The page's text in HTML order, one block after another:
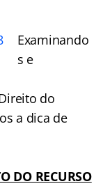
Examinando
s e
do
a dica de
DO RECURSO